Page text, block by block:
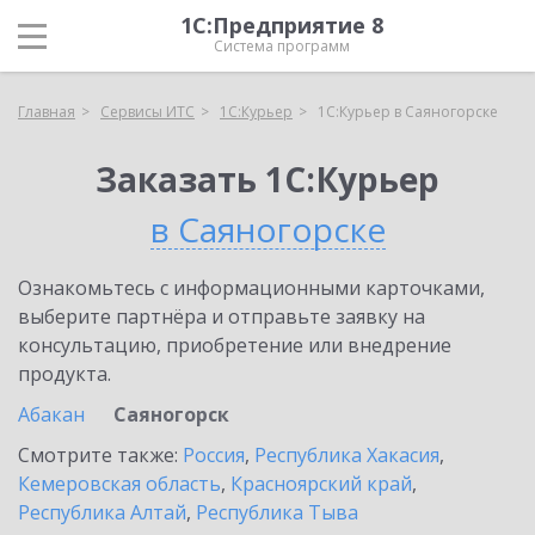
1С:Предприятие 8
Система программ
Главная Сервисы ИТС 1С:Курьер 1С:Курьер в Саяногорске
Заказать 1С:Курьер
в Саяногорске
Ознакомьтесь с информационными карточками,
выберите партнёра и отправьте заявку на
консультацию, приобретение или внедрение
продукта.
Абакан
Саяногорск
Смотрите также: Россия, Республика Хакасия,
Кемеровская область, Красноярский край,
Республика Алтай, Республика Тыва